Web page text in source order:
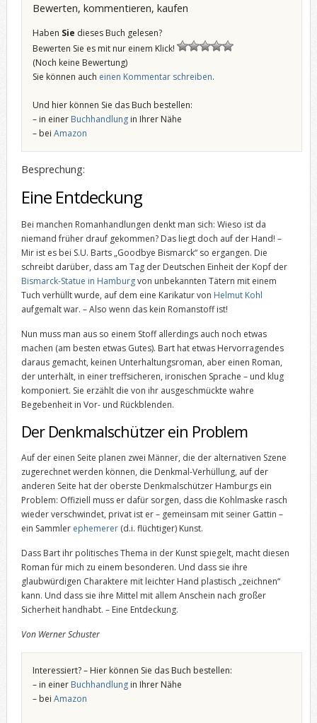
Bewerten, kommentieren, kaufen
Haben Sie dieses Buch gelesen?
Bewerten Sie es mit nur einem Klick!
(Noch keine Bewertung)
Sie können auch einen Kommentar schreiben.
Und hier können Sie das Buch bestellen:
– in einer Buchhandlungin Ihrer Nähe
– bei Amazon
Besprechung:
Eine Entdeckung
Bei manchen Romanhandlungen denkt man sich: Wieso ist da
niemand früher drauf gekommen? Das liegt doch auf der Hand! –
Mir ist es bei S.U. Barts „Goodbye Bismarck“ so ergangen. Die
schreibt darüber, dass am Tag der Deutschen Einheit der Kopf der
Bismarck-Statue in Hamburgvon unbekannten Tätern mit einem
Tuch verhüllt wurde, auf dem eine Karikatur von Helmut Kohl
aufgemalt war. – Also wenn das kein Romanstoff ist!
Nun muss man aus so einem Stoff allerdings auch noch etwas
machen (am besten etwas Gutes). Bart hat etwas Hervorragendes
daraus gemacht, keinen Unterhaltungsroman, aber einen Roman,
der unterhält, in einer treffsicheren, ironischen Sprache – und klug
komponiert. Sie erzählt die von ihr ausgeschmückte wahre
Begebenheit in Vor- und Rückblenden.
Der Denkmalschützer ein Problem
Auf der einen Seite planen zwei Männer, die der alternativen Szene
zugerechnet werden können, die Denkmal-Verhüllung, auf der
anderen Seite hat der oberste Denkmalschützer Hamburgs ein
Problem: Offiziell muss er dafür sorgen, dass die Kohlmaske rasch
wieder verschwindet, privat ist er – gemeinsam mit seiner Gattin –
ein Sammler ephemerer(d.i. flüchtiger) Kunst.
Dass Bart ihr politisches Thema in der Kunst spiegelt, macht diesen
Roman für mich zu einem besonderen. Und dass sie ihre
glaubwürdigen Charaktere mit leichter Hand plastisch „zeichnen“
kann. Und dass sie ihre Mittel mit allem Anschein nach großer
Sicherheit handhabt. – Eine Entdeckung.
Von Werner Schuster
Interessiert? – Hier können Sie das Buch bestellen:
– in einer Buchhandlungin Ihrer Nähe
– bei Amazon